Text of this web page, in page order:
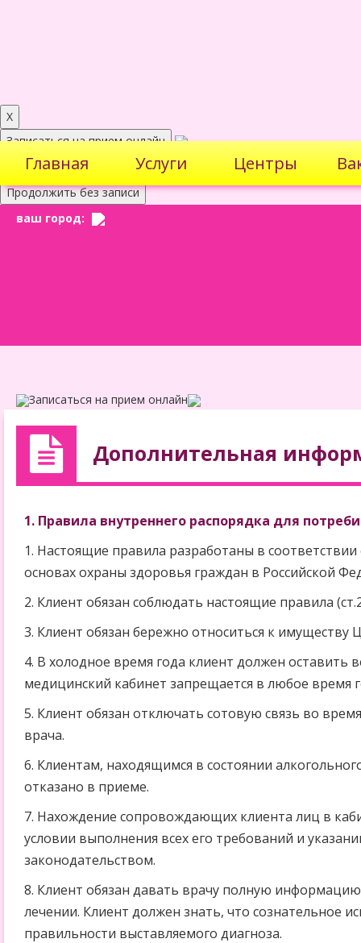
X
Записаться на прием онлайн
Имеются противопокозания. Необходима консультация
Продолжить без записи
ваш город:
Главная Услуги Центры
Записаться на прием онлайн
Дополнительная
1. Правила внутреннего распорядка для
1. Настоящие правила разработаны в
основах охраны здоровья граждан в Российской
2. Клиент обязан соблюдать настоящие правила
3. Клиент обязан бережно относиться к имуществу
4. В холодное время года клиент должен
медицинский кабинет запрещается в любое время
5. Клиент обязан отключать сотовую связь во
врача.
6. Клиентам, находящимся в состоянии
отказано в приеме.
7. Нахождение сопровождающих клиента лиц в
условии выполнения всех его требований и
законодательством.
8. Клиент обязан давать врачу полную
лечении. Клиент должен знать, что сознательное
правильности выставляемого диагноза.